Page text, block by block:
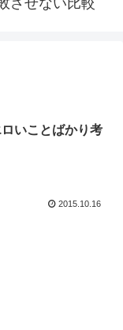
させない比較
いことばかり考
2015.10.16